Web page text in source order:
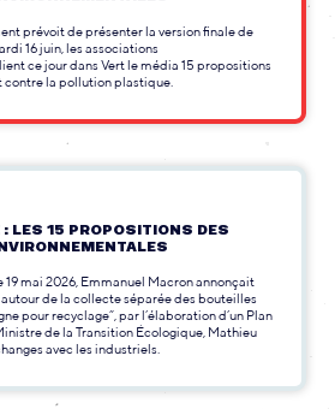
prévoit de présenter la version finale de
16 juin, les associations
ce jour dans Vert le média 15 propositions
la pollution plastique.
LES 15 PROPOSITIONS DES
19 mai 2026, Emmanuel Macron annonçait
de la collecte séparée des bouteilles
pour recyclage”, par l’élaboration d’un Plan
de la Transition Écologique, Mathieu
avec les industriels.